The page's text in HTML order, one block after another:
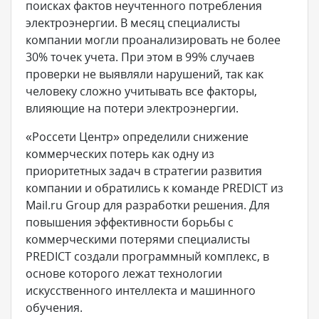
поисках фактов неучтенного потребления
электроэнергии. В месяц специалисты
компании могли проанализировать не более
30% точек учета. При этом в 99% случаев
проверки не выявляли нарушений, так как
человеку сложно учитывать все факторы,
влияющие на потери электроэнергии.
«Россети Центр» определили снижение
коммерческих потерь как одну из
приоритетных задач в стратегии развития
компании и обратились к команде PREDICT из
Mail.ru Group для разработки решения. Для
повышения эффективности борьбы с
коммерческими потерями специалисты
PREDICT создали программный комплекс, в
основе которого лежат технологии
искусственного интеллекта и машинного
обучения.